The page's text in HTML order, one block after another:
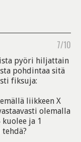
7/10
pyöri hiljattain
pohdintaa sitä
fiksuja:
liikkeen X
olemalla
ja 1